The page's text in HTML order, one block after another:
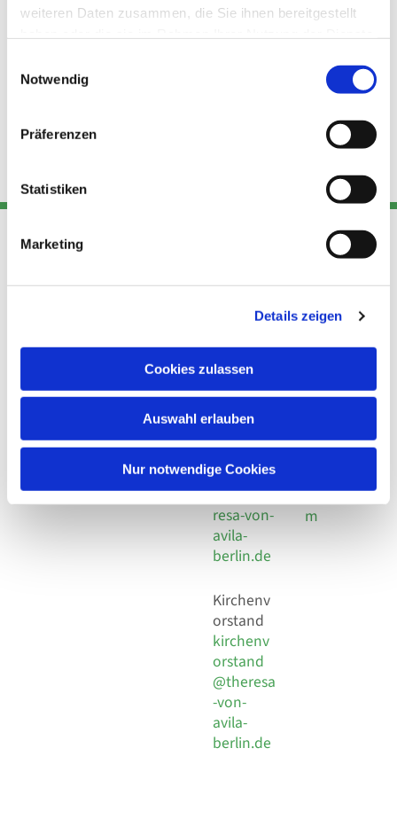
weiteren Daten zusammen, die Sie ihnen bereitgestellt
Notwendig
Präferenzen
Statistiken
Marketing
Details zeigen
Cookies zulassen
Auswahl erlauben
Nur notwendige Cookies
Adresse
Kirchengemeinde Pfarrei
Hl. Theresa von Avila Berlin
Leitender Pfarrer - Norbert
Behaimstr. 39
Kont
Telefon
+49 30
924 64 28
Fax +49
30 924 54
18
E-Mail
info@the
resa-von-
avila-
berlin.de
Kirchenv
orstand
kirchenv
orstand
@theresa
-von-
avila-
berlin.de
Links
Datensch
utz
Social
Impressu
m